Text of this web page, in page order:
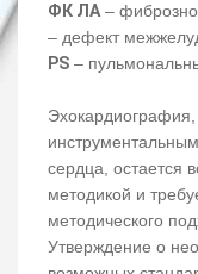
ФК ЛА–
– дефект
PS –
сердца, остается
методикой и
методического
Утверждение о